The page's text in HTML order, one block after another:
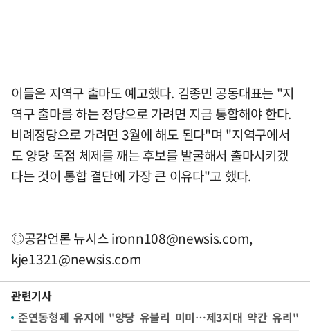
이들은 지역구 출마도 예고했다. 김종민 공동대표는 "지
역구 출마를 하는 정당으로 가려면 지금 통합해야 한다.
비례정당으로 가려면 3월에 해도 된다"며 "지역구에서
도 양당 독점 체제를 깨는 후보를 발굴해서 출마시키겠
다는 것이 통합 결단에 가장 큰 이유다"고 했다.
◎공감언론 뉴시스ironn108@newsis.com,
kje1321@newsis.com
관련기사
준연동형제 유지에 "양당 유불리 미미…제3지대 약간 유리"